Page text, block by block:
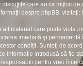
care au ca mijloc
despre phpBB, vizitaţi:
material care poate viola
imediată şi
condiţii. Sunteţi de
introdusă să fie
pentru vreo